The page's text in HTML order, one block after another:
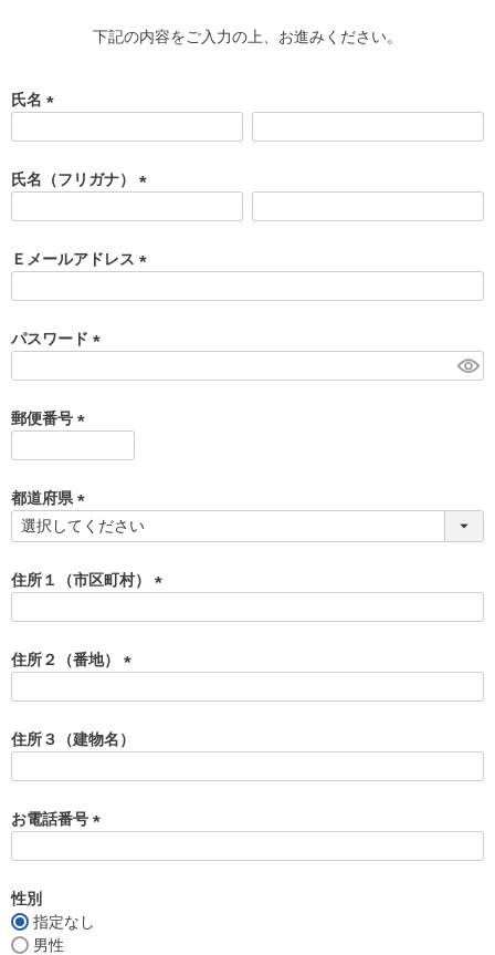
下記の内容をご入力の上、お進みください。
氏名
須
)
氏名（フリガナ）
須
)
Ｅメールアドレス
)
パスワード
)
郵便番号
須
)
都道府県
(
須
)
住所１（市区町村）
)
住所２（番地）
須
)
住所３（建物名）
お電話番号
性別
指定なし
男性